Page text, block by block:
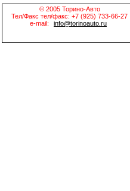
© 2005 Торино-Авто
Тел/Факс тел/факс: +7 (925) 733-66-27
e-mail:
info@torinoauto.ru